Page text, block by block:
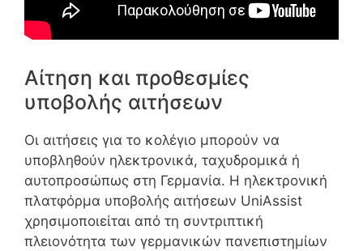
Αίτηση και προθεσμίες
υποβολής αιτήσεων
Οι αιτήσεις για το κολέγιο μπορούν να
υποβληθούν ηλεκτρονικά, ταχυδρομικά ή
αυτοπροσώπως στη Γερμανία. Η ηλεκτρονική
πλατφόρμα υποβολής αιτήσεων UniAssist
χρησιμοποιείται από τη συντριπτική
πλειονότητα των γερμανικών πανεπιστημίων